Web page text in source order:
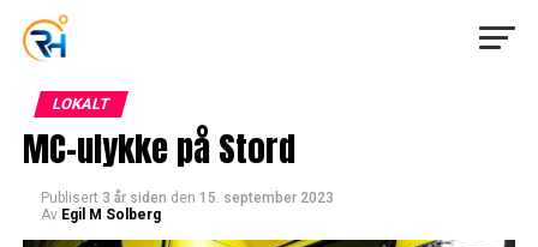
LOKALT
MC-ulykke på Stord
Publisert 3 år siden den 15. september 2023
Av Egil M Solberg